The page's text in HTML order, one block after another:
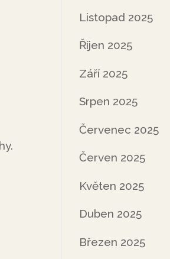
Listopad 2025
Říjen 2025
Září 2025
Srpen 2025
Červenec 2025
Červen 2025
Květen 2025
Duben 2025
Březen 2025